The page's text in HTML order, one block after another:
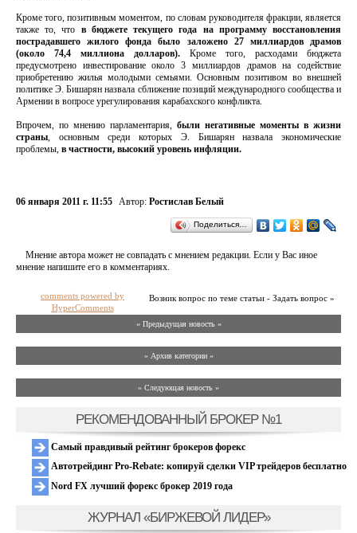
Кроме того, позитивным моментом, по словам руководителя фракции, является
также то, что в бюджете текущего года на программу восстановления
пострадавшего жилого фонда было заложено 27 миллиардов драмов
(около 74,4 миллиона долларов). Кроме того, расходами бюджета
предусмотрено инвестирование около 3 миллиардов драмов на содействие
приобретению жилья молодыми семьями. Основным позитивом во внешней
политике Э. Бишарян назвала сближение позиций международного сообщества и
Армении в вопросе урегулирования карабахского конфликта.
Впрочем, по мнению парламентария, были негативные моменты в жизни
страны, основным среди которых Э. Бишарян назвала экономические
проблемы, в частности, высокий уровень инфляции.
06 января 2011 г. 11:55 Автор: Ростислав Белый
Поделиться…
Мнение автора может не совпадать с мнением редакции. Если у Вас иное
мнение напишите его в комментариях.
Возник вопрос по теме статьи - Задать вопрос »
comments powered by
HyperComments
« Предыдущая новость «
» Архив категории «
» Следующая новость »
РЕКОМЕНДОВАННЫЙ БРОКЕР №1
Самый правдивый рейтинг брокеров форекс
Автотрейдинг Pro-Rebate: копируй сделки VIP трейдеров бесплатно
Nord FX лучший форекс брокер 2019 года
ЖУРНАЛ «БИРЖЕВОЙ ЛИДЕР»